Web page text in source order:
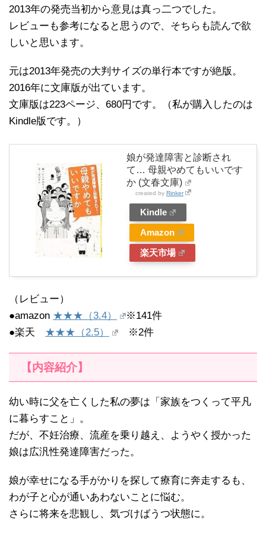
2013年の発売当初から意見は真っ二つでした。
レビューも参考になると思うので、そちらも読んで欲
しいと思います。
元は2013年発売の大判サイズの単行本ですが絶版。
2016年に文庫版が出ています。
文庫版は223ページ、680円です。（私が購入したのは
Kindle版です。）
娘が発達障害と診断され
て… 母親やめてもいいです
か (文春文庫)
created by Rinker
Kindle
Amazon
楽天市場
（レビュー）
●amazon ★★★（3.4）
※141件
●楽天 ★★★（2.5） ※2件
【内容紹介】
幼い時に父を亡くした私の夢は「家族をつくって平凡
に暮らすこと」。
だが、不妊治療、流産を乗り越え、ようやく授かった
娘は広汎性発達障害だった。
娘が幸せになる手がかりを探して療育に奔走するも、
わが子と心が通いあわないことに悩む。
さらに将来を悲観し、気づけばうつ状態に。